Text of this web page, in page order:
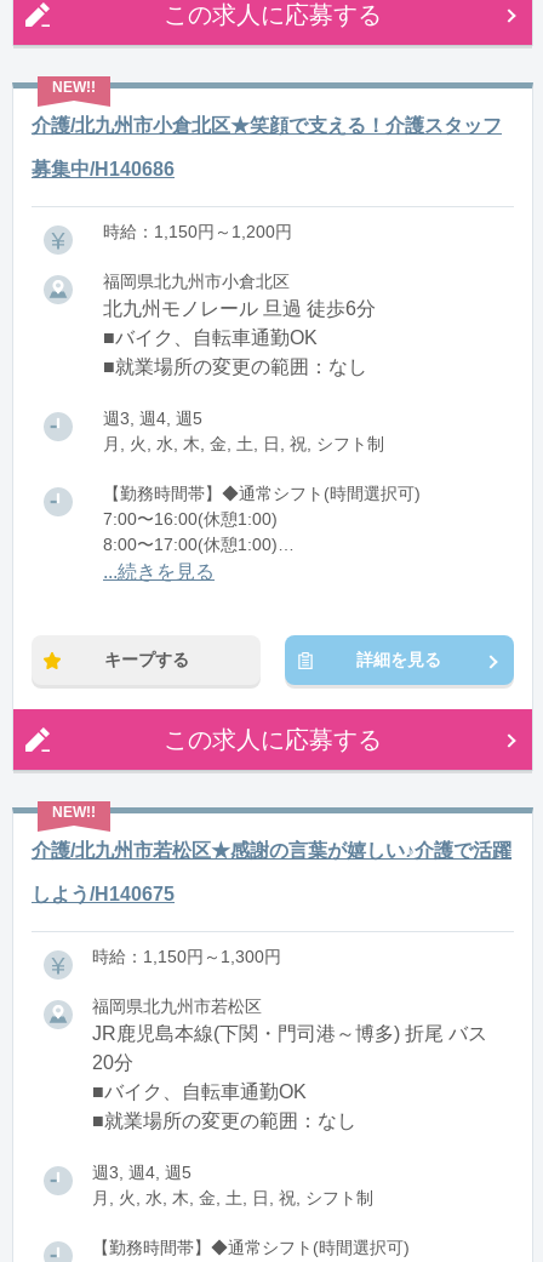
この求人に応募する
介護/北九州市小倉北区★笑顔で支える！介護スタッフ
募集中/H140686
時給：1,150円～1,200円
福岡県北九州市小倉北区
北九州モノレール 旦過 徒歩6分
■バイク、自転車通勤OK
■就業場所の変更の範囲：なし
週3, 週4, 週5
月, 火, 水, 木, 金, 土, 日, 祝, シフト制
【勤務時間帯】◆通常シフト(時間選択可)
7:00〜16:00(休憩1:00)
8:00〜17:00(休憩1:00)
12:00〜21:00(休憩1:00)
...続きを見る
キープする 詳細を見る
この求人に応募する
介護/北九州市若松区★感謝の言葉が嬉しい♪介護で活躍
しよう/H140675
時給：1,150円～1,300円
福岡県北九州市若松区
JR鹿児島本線(下関・門司港～博多) 折尾 バス
20分
■バイク、自転車通勤OK
■就業場所の変更の範囲：なし
週3, 週4, 週5
月, 火, 水, 木, 金, 土, 日, 祝, シフト制
【勤務時間帯】◆通常シフト(時間選択可)